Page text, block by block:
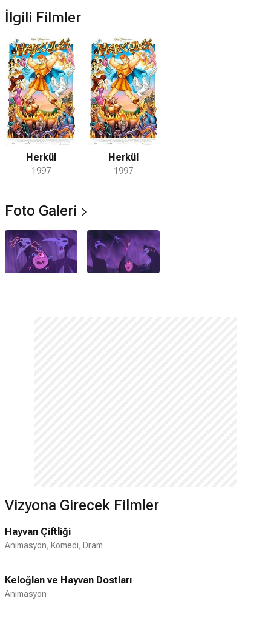
İlgili Filmler
Herkül
1997
Herkül
1997
Foto Galeri
Vizyona Girecek Filmler
Hayvan Çiftliği
Animasyon, Komedi, Dram
Keloğlan ve Hayvan Dostları
Animasyon